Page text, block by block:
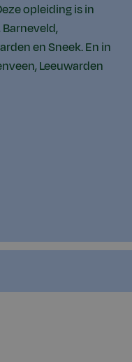
opleiding is in
en Sneek. En in
Leeuwarden